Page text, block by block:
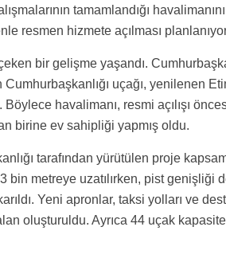
tamamlandığı
resmen hizmete açılması
bir gelişme yaşandı.
Cumhurbaşkanlığı uçağı, yenilenen
Böylece havalimanı, resmi açılışı
birine ev sahipliği yapmış oldu.
tarafından yürütülen proje
bin metreye uzatılırken, pist genişliği
Yeni apronlar, taksi yolları ve
oluşturuldu. Ayrıca 44 uçak